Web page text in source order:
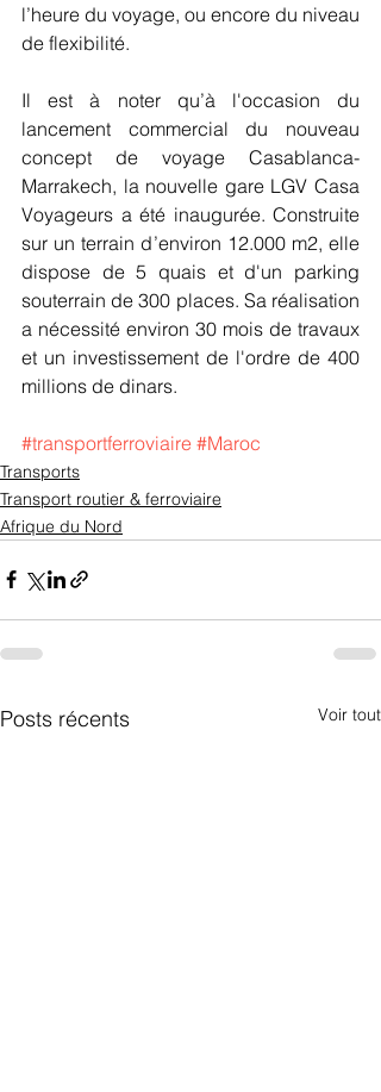
l’heure du voyage, ou encore du niveau
de flexibilité.
Il est à noter qu’à l'occasion du
lancement commercial du nouveau
concept de voyage Casablanca-
Marrakech, la nouvelle gare LGV Casa
Voyageurs a été inaugurée. Construite
sur un terrain d’environ 12.000 m2, elle
dispose de 5 quais et d'un parking
souterrain de 300 places. Sa réalisation
a nécessité environ 30 mois de travaux
et un investissement de l'ordre de 400
millions de dinars.
#transportferroviaire #Maroc
Transports
Transport routier & ferroviaire
Afrique du Nord
Posts récents Voir tout